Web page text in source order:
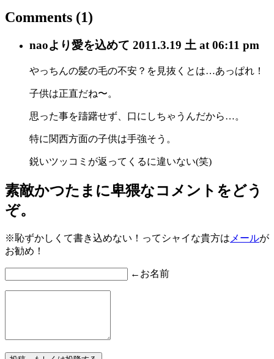
Comments (1)
naoより愛を込めて 2011.3.19 土 at 06:11 pm
やっちんの髪の毛の不安？を見抜くとは…あっぱれ！
子供は正直だね〜。
思った事を躊躇せず、口にしちゃうんだから…。
特に関西方面の子供は手強そう。
鋭いツッコミが返ってくるに違いない(笑)
素敵かつたまに卑猥なコメントをどう
ぞ。
※恥ずかしくて書き込めない！ってシャイな貴方は メールが
お勧め！
←お名前